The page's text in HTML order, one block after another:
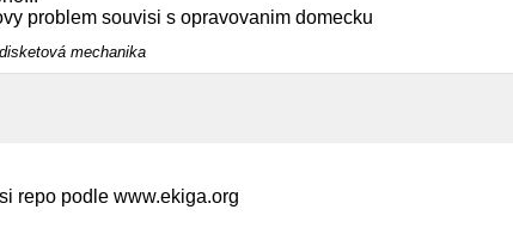
problem souvisi s opravovanim domecku
mechanika
repo podle www.ekiga.org